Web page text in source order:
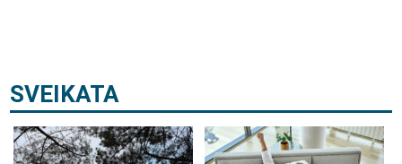
SVEIKATA